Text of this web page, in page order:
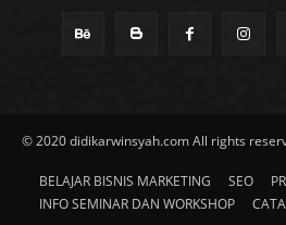
© 2020 didikarwinsyah.com All rights
BELAJAR BISNIS MARKETING SEO
INFO SEMINAR DAN WORKSHOP